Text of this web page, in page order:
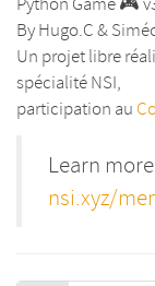
By Hugo.C &
Un projet libre
spécialité NSI,
participation au
Learn
nsi.xyz/